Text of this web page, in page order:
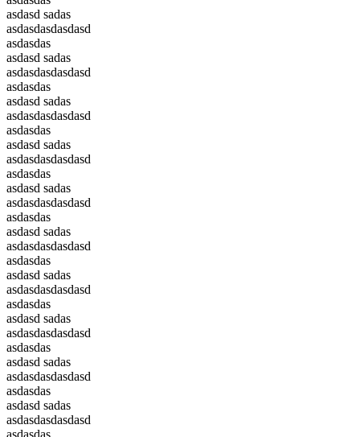
asdasd sadas
asdasdasdasdasd
asdasdas
asdasd sadas
asdasdasdasdasd
asdasdas
asdasd sadas
asdasdasdasdasd
asdasdas
asdasd sadas
asdasdasdasdasd
asdasdas
asdasd sadas
asdasdasdasdasd
asdasdas
asdasd sadas
asdasdasdasdasd
asdasdas
asdasd sadas
asdasdasdasdasd
asdasdas
asdasd sadas
asdasdasdasdasd
asdasdas
asdasd sadas
asdasdasdasdasd
asdasdas
asdasd sadas
asdasdasdasdasd
asdasdas